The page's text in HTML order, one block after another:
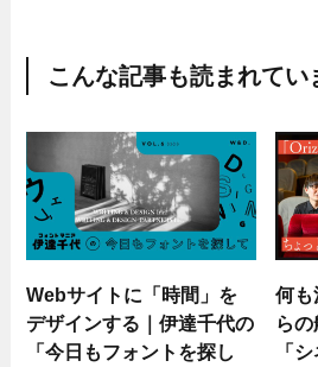
こんな記事も読まれてい
Webサイトに「時間」を
デザインする｜伊達千代の
「今日もフォントを探し
何も
ら
「